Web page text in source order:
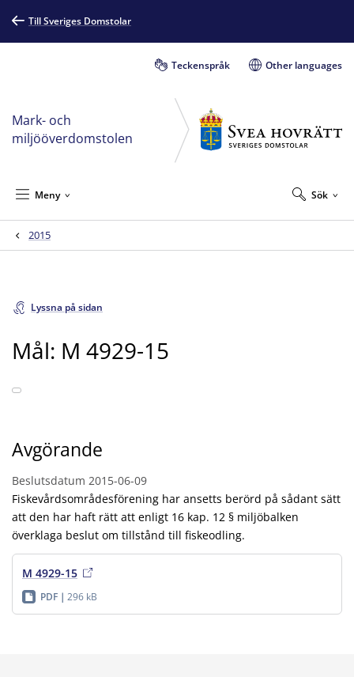
Till Sveriges Domstolar
Teckenspråk Other languages
Mark- och
miljööverdomstolen
Sök
Meny
2015
Lyssna på sidan
Mål: M 4929-15
Avgörande
Beslutsdatum 2015-06-09
Fiskevårdsområdesförening har ansetts berörd på sådant sätt
att den har haft rätt att enligt 16 kap. 12 § miljöbalken
överklaga beslut om tillstånd till fiskeodling.
M 4929-15
PDF 296 kB